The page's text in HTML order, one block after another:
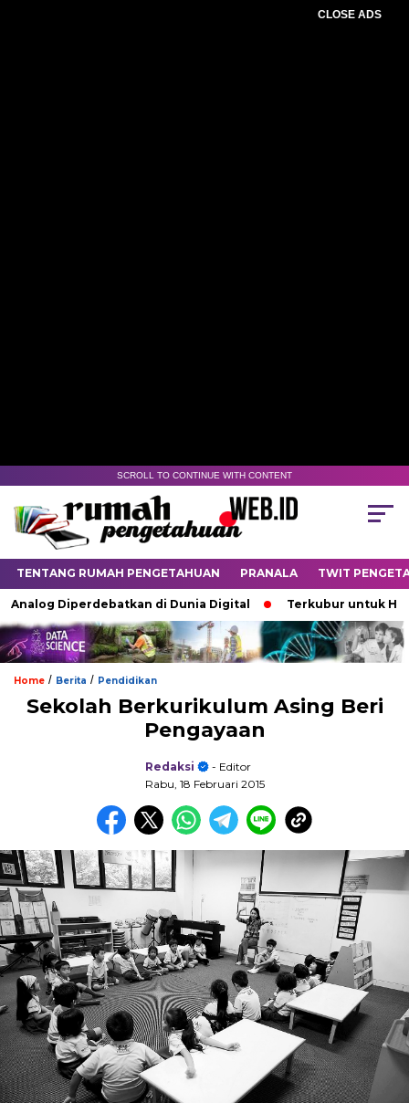
CLOSE ADS
SCROLL TO CONTINUE WITH CONTENT
TENTANG RUMAH PENGETAHUAN PRANALA TWIT
Diperdebatkan di Dunia Digital Terkubur untuk Hidup
Home / Berita / Pendidikan
Sekolah Berkurikulum Asing Beri
Pengayaan
Redaksi
- Editor
Rabu, 18 Februari 2015